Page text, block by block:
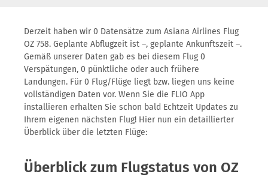
Derzeit haben wir 0 Datensätze zum Asiana Airlines Flug
OZ 758. Geplante Abflugzeit ist –, geplante Ankunftszeit –.
Gemäß unserer Daten gab es bei diesem Flug 0
Verspätungen, 0 pünktliche oder auch frühere
Landungen. Für 0 Flug/Flüge liegt bzw. liegen uns keine
vollständigen Daten vor. Wenn Sie die FLIO App
installieren erhalten Sie schon bald Echtzeit Updates zu
Ihrem eigenen nächsten Flug! Hier nun ein detaillierter
Überblick über die letzten Flüge:
Überblick zum Flugstatus von OZ